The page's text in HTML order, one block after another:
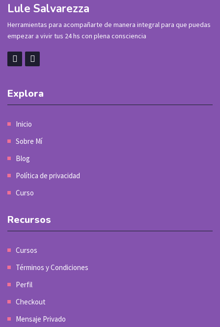
Lule Salvarezza
Herramientas para acompañarte de manera integral para que puedas
empezar a vivir tus 24 hs con plena consciencia
Explora
Inicio
Sobre Mí
Blog
Política de privacidad
Curso
Recursos
Cursos
Términos y Condiciones
Perfil
Checkout
Mensaje Privado